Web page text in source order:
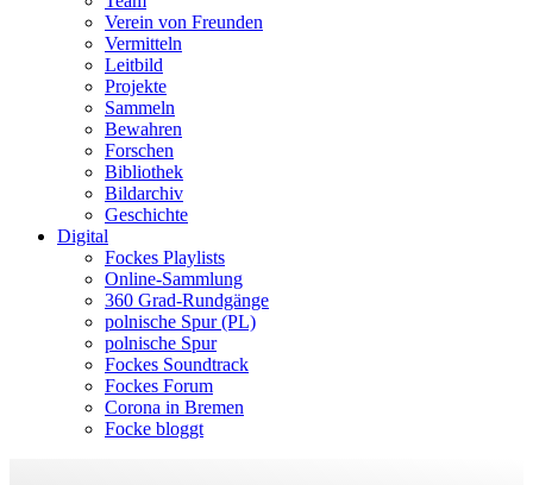
Verein von Freunden
Vermitteln
Leitbild
Projekte
Sammeln
Bewahren
Forschen
Bibliothek
Bildarchiv
Geschichte
Digital
Fockes Playlists
Online-Sammlung
360 Grad-Rundgänge
polnische Spur (PL)
polnische Spur
Fockes Soundtrack
Fockes Forum
Corona in Bremen
Focke bloggt